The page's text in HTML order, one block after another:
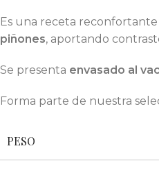
Es una receta reconfortante
piñones, aportando
Se presenta envasado al
Forma parte de nuestra
PESO